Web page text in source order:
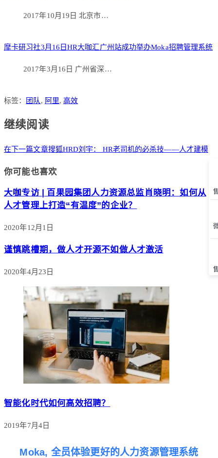
2017年10月19日 北京市…
摩卡研习社3月16日HR大咖汇广州站成功举办Moka招聘管理系统
2017年3月16日 广州省深…
标签： 团队 , 阿里,高效
继续阅读
在下一篇文章搜狐HRD刘宇： HR老司机的必杀技——人才建模
你可能也喜欢
大咖专访 | 百果园集团人力资源总监肖晓明：如何从
人才管理上打造“有温度”的企业？
2020年12月1日
谨慎跳槽期，做人才开源不如做人才激活
2020年4月23日
智能化时代如何高效招聘？
2019年7月4日
Moka, 全员体验更好的人力资源管理系统